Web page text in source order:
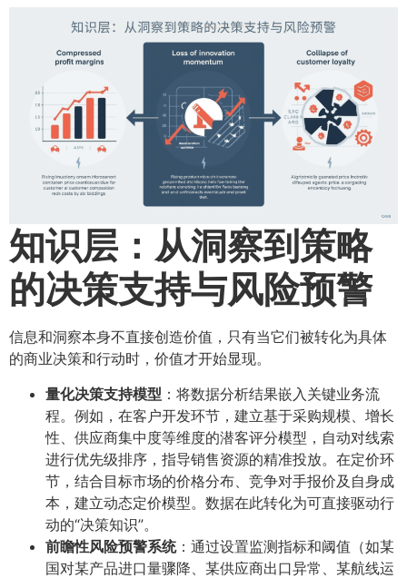
知识层：从洞察到策略
的决策支持与风险预警
信息和洞察本身不直接创造价值，只有当它们被转化为具体
的商业决策和行动时，价值才开始显现。
量化决策支持模型 ：将数据分析结果嵌入关键业务流
程。例如，在客户开发环节，建立基于采购规模、增长
性、供应商集中度等维度的潜客评分模型，自动对线索
进行优先级排序，指导销售资源的精准投放。在定价环
节，结合目标市场的价格分布、竞争对手报价及自身成
本，建立动态定价模型。数据在此转化为可直接驱动行
动的“决策知识”。
前瞻性风险预警系统：通过设置监测指标和阈值（如某
国对某产品进口量骤降、某供应商出口异常、某航线运